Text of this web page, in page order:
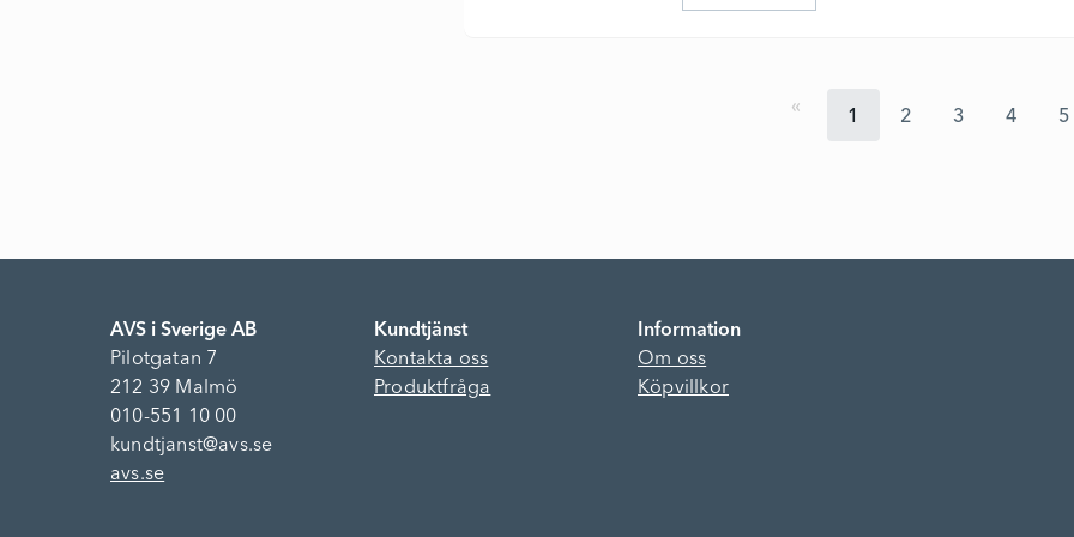
1 2 3 4 5
AVS i Sverige AB
Pilotgatan 7
212 39 Malmö
010-551 10 00
kundtjanst@avs.se
avs.se
Kundtjänst
Kontakta oss
Produktfråga
Information
Om oss
Köpvillkor